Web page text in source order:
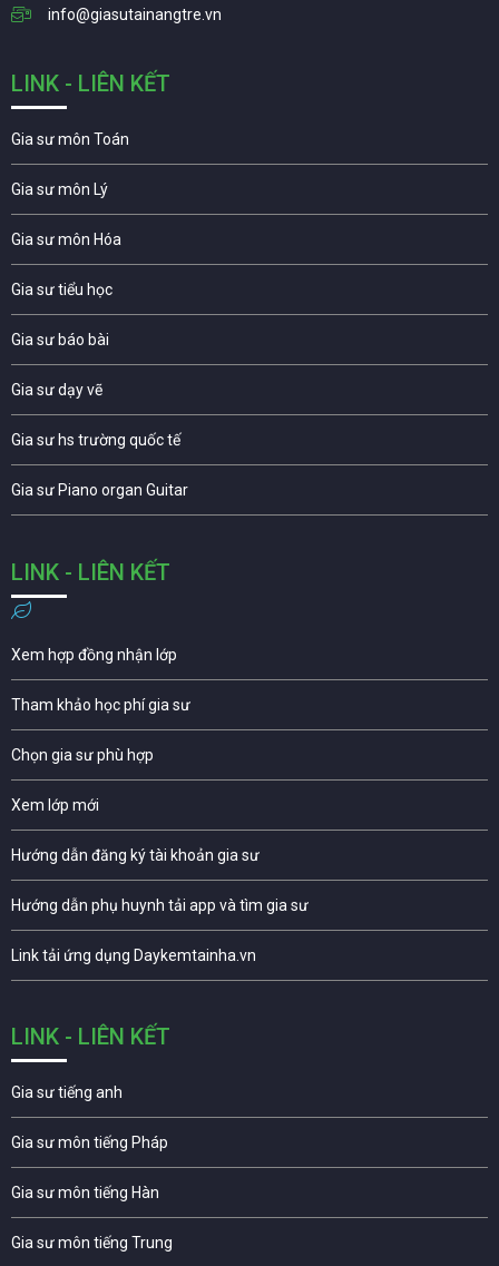
info@giasutainangtre.vn
LINK - LIÊN KẾT
Gia sư môn Toán
Gia sư môn Lý
Gia sư môn Hóa
Gia sư tiểu học
Gia sư báo bài
Gia sư dạy vẽ
Gia sư hs trường quốc tế
Gia sư Piano organ Guitar
LINK - LIÊN KẾT
Xem hợp đồng nhận lớp
Tham khảo học phí gia sư
Chọn gia sư phù hợp
Xem lớp mới
Hướng dẫn đăng ký tài khoản gia sư
Hướng dẫn phụ huynh tải app và tìm gia sư
Link tải ứng dụng Daykemtainha.vn
LINK - LIÊN KẾT
Gia sư tiếng anh
Gia sư môn tiếng Pháp
Gia sư môn tiếng Hàn
Gia sư môn tiếng Trung